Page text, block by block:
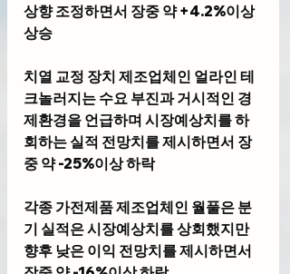
상향 조정하면서 장중 약 +4.2%이상
상승
치열 교정 장치 제조업체인 얼라인 테
크놀러지는 수요 부진과 거시적인 경
제환경을 언급하며 시장예상치를 하
회하는 실적 전망치를 제시하면서 장
중 약 -25%이상 하락
각종 가전제품 제조업체인 월풀은 분
기 실적은 시장예상치를 상회했지만
향후 낮은 이익 전망치를 제시하면서